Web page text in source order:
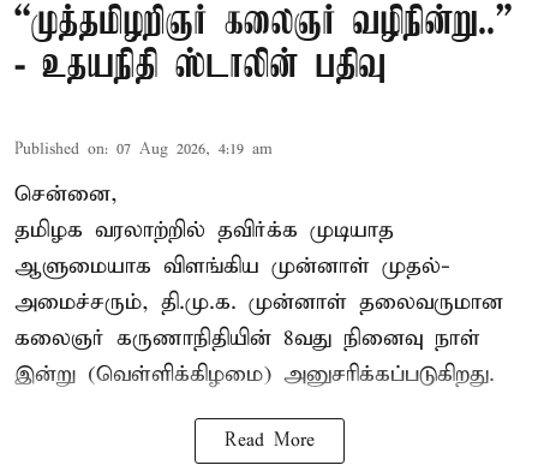
“முத்தமிழறிஞர் கலைஞர் வழிநின்று..”
- உதயநிதி ஸ்டாலின் பதிவு
Published on: 07 Aug 2026, 4:19 am
சென்னை,
தமிழக வரலாற்றில் தவிர்க்க முடியாத
ஆளுமையாக விளங்கிய முன்னாள் முதல்-
அமைச்சரும், தி.மு.க. முன்னாள் தலைவருமான
கலைஞர் கருணாநிதியின் 8வது நினைவு நாள்
இன்று (வெள்ளிக்கிழமை) அனுசரிக்கப்படுகிறது.
Read More